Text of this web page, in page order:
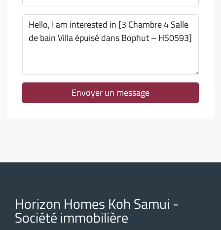
Envoyer un message
Horizon Homes Koh Samui -
Société immobilière